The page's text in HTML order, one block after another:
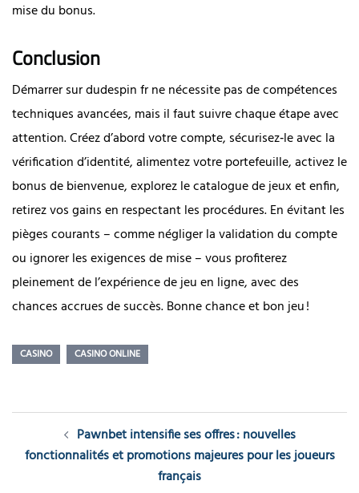
mise du bonus.
Conclusion
Démarrer sur dudespin fr ne nécessite pas de compétences
techniques avancées, mais il faut suivre chaque étape avec
attention. Créez d’abord votre compte, sécurisez‑le avec la
vérification d’identité, alimentez votre portefeuille, activez le
bonus de bienvenue, explorez le catalogue de jeux et enfin,
retirez vos gains en respectant les procédures. En évitant les
pièges courants – comme négliger la validation du compte
ou ignorer les exigences de mise – vous profiterez
pleinement de l’expérience de jeu en ligne, avec des
chances accrues de succès. Bonne chance et bon jeu !
CASINO CASINO ONLINE
Post
navigationPawnbet intensifie ses offres : nouvelles
fonctionnalités et promotions majeures pour les joueurs
français